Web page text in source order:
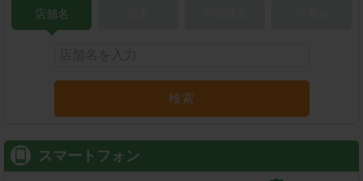
店舗名
検索
スマートフォン